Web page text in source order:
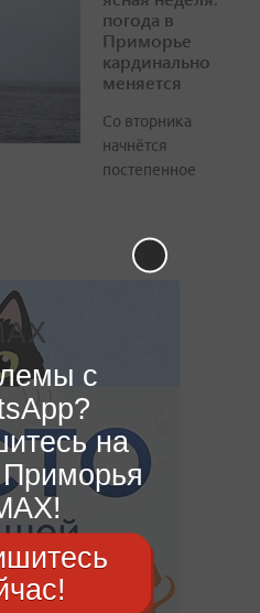
погода в
Приморье
кардинально
меняется
Со вторника
начнётся
постепенное
с
на
Приморья